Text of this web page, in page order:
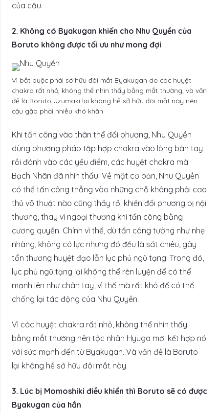
của cậu.
2. Không có Byakugan khiến cho Nhu Quyền của
Boruto không được tối ưu như mong đợi
Vì bắt buộc phải sở hữu đôi mắt Byakugan do các huyệt
chakra rất nhỏ, không thể nhìn thấy bằng mắt thường, và vấn
đề là Boruto Uzumaki lại không hề sở hữu đôi mắt này nên
cậu gặp phải nhiều khó khăn
Khi tấn công vào thân thể đối phương, Nhu Quyền
dùng phương pháp tập hợp chakra vào lòng bàn tay
rồi đánh vào các yếu điểm, các huyệt chakra mà
Bạch Nhãn đã nhìn thấu. Về mặt cơ bản, Nhu Quyền
có thể tấn công thẳng vào những chỗ không phải cao
thủ võ thuật nào cũng thấy rồi khiến đối phương bị nội
thương, thay vì ngoại thương khi tấn công bằng
cương quyền. Chính vì thế, dù tấn công tưởng như nhẹ
nhàng, không có lực nhưng đó đều là sát chiêu, gây
tổn thương huyệt đạo lẫn lục phủ ngũ tạng. Trong đó,
lục phủ ngũ tạng lại không thể rèn luyện để có thể
mạnh lên như chân tay, vì thế mà rất khó để có thể
chống lại tác động của Nhu Quyền.
Vì các huyệt chakra rất nhỏ, không thể nhìn thấy
bằng mắt thường nên tộc nhân Hyuga mới kết hợp nó
với sức mạnh đến từ Byakugan. Và vấn đề là Boruto
lại không hề sở hữu đôi mắt này.
3. Lúc bị Momoshiki điều khiển thì Boruto sẽ có được
Byakugan của hắn